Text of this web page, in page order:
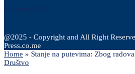
@2025 - Copyright and All Right
Press.co.me
Home » Stanje na putevima: Zbog
Društvo